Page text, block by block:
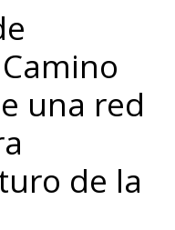
una red
de la